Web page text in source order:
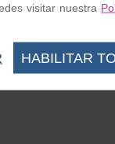
Vespa/
visitar nuestra
HABILITAR